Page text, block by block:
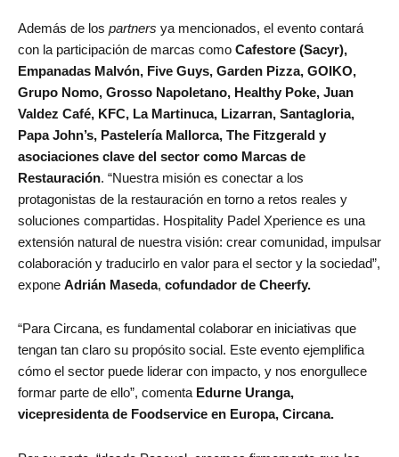
Además de los partners ya mencionados, el evento contará
con la participación de marcas como Cafestore (Sacyr),
Empanadas Malvón, Five Guys, Garden Pizza, GOIKO,
Grupo Nomo, Grosso Napoletano, Healthy Poke, Juan
Valdez Café, KFC, La Martinuca, Lizarran, Santagloria,
Papa John’s, Pastelería Mallorca, The Fitzgerald y
asociaciones clave del sector como Marcas de
Restauración. “Nuestra misión es conectar a los
protagonistas de la restauración en torno a retos reales y
soluciones compartidas. Hospitality Padel Xperience es una
extensión natural de nuestra visión: crear comunidad, impulsar
colaboración y traducirlo en valor para el sector y la sociedad”,
expone Adrián Maseda, cofundador de Cheerfy.
“Para Circana, es fundamental colaborar en iniciativas que
tengan tan claro su propósito social. Este evento ejemplifica
cómo el sector puede liderar con impacto, y nos enorgullece
formar parte de ello”, comenta Edurne Uranga,
vicepresidenta de Foodservice en Europa, Circana.